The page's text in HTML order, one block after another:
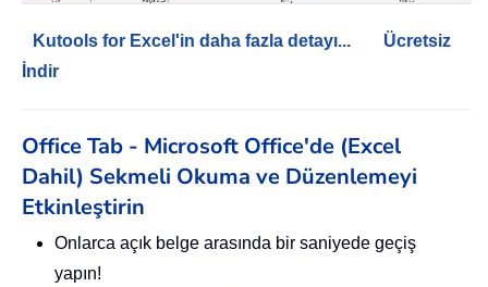
Kutools for Excel'in daha fazla detayı...
Ücretsiz
İndir
Office Tab - Microsoft Office'de (Excel
Dahil) Sekmeli Okuma ve Düzenlemeyi
Etkinleştirin
Onlarca açık belge arasında bir saniyede geçiş
yapın!